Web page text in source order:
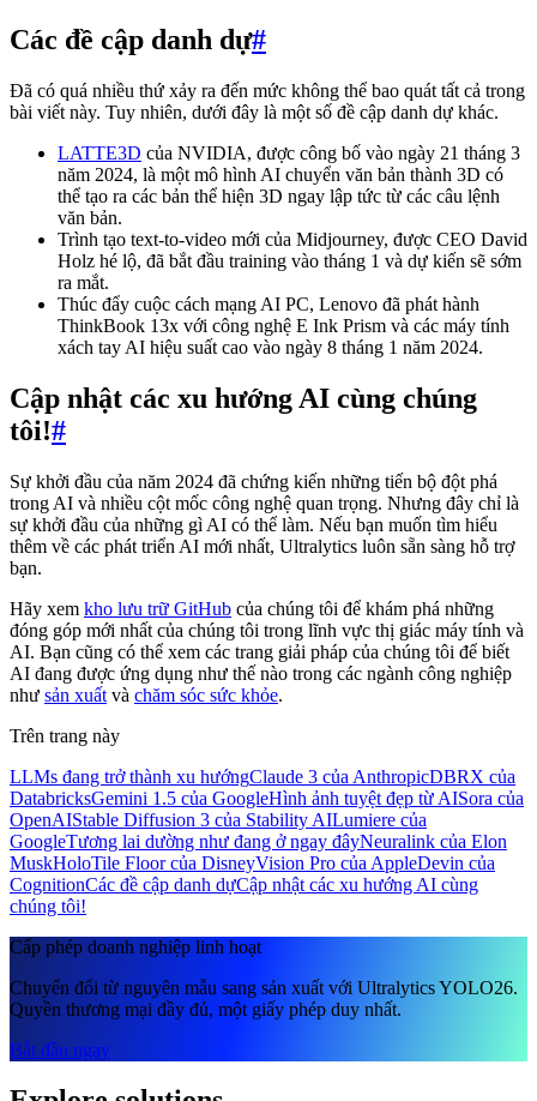
Các đề cập danh dự#
Đã có quá nhiều thứ xảy ra đến mức không thể bao quát tất cả trong
bài viết này. Tuy nhiên, dưới đây là một số đề cập danh dự khác.
LATTE3D của NVIDIA, được công bố vào ngày 21 tháng 3
năm 2024, là một mô hình AI chuyển văn bản thành 3D có
thể tạo ra các bản thể hiện 3D ngay lập tức từ các câu lệnh
văn bản.
Trình tạo text-to-video mới của Midjourney, được CEO David
Holz hé lộ, đã bắt đầu training vào tháng 1 và dự kiến sẽ sớm
ra mắt.
Thúc đẩy cuộc cách mạng AI PC, Lenovo đã phát hành
ThinkBook 13x với công nghệ E Ink Prism và các máy tính
xách tay AI hiệu suất cao vào ngày 8 tháng 1 năm 2024.
Cập nhật các xu hướng AI cùng chúng
tôi!#
Sự khởi đầu của năm 2024 đã chứng kiến những tiến bộ đột phá
trong AI và nhiều cột mốc công nghệ quan trọng. Nhưng đây chỉ là
sự khởi đầu của những gì AI có thể làm. Nếu bạn muốn tìm hiểu
thêm về các phát triển AI mới nhất, Ultralytics luôn sẵn sàng hỗ trợ
bạn.
Hãy xem kho lưu trữ GitHub của chúng tôi để khám phá những
đóng góp mới nhất của chúng tôi trong lĩnh vực thị giác máy tính và
AI. Bạn cũng có thể xem các trang giải pháp của chúng tôi để biết
AI đang được ứng dụng như thế nào trong các ngành công nghiệp
như sản xuất và chăm sóc sức khỏe.
Trên trang này
LLMs đang trở thành xu hướngClaude 3 của AnthropicDBRX của
DatabricksGemini 1.5 của GoogleHình ảnh tuyệt đẹp từ AISora của
OpenAIStable Diffusion 3 của Stability AILumiere của
GoogleTương lai dường như đang ở ngay đâyNeuralink của Elon
MuskHoloTile Floor của DisneyVision Pro của AppleDevin của
CognitionCác đề cập danh dựCập nhật các xu hướng AI cùng
chúng tôi!
Cấp phép doanh nghiệp linh hoạt
Chuyển đổi từ nguyên mẫu sang sản xuất với Ultralytics YOLO26.
Quyền thương mại đầy đủ, một giấy phép duy nhất.
Bắt đầu ngay